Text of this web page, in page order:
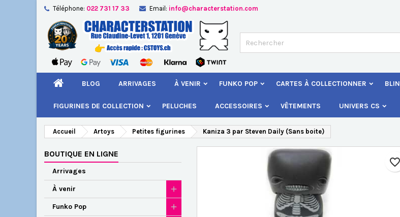
Téléphone: 022 731 17 33 Email: info@characterstation.com
BLOG ARRIVAGES À VENIR FUNKO POP CARTES À COLLECTIONNER
FIGURINES DE COLLECTION PELUCHES ACCESSOIRES VÊTEMENTS UNIVERS CS
Accueil Artoys Petites figurines Kaniza 3 par Steven Daily (Sans boite)
BOUTIQUE EN LIGNE
Arrivages
À venir
Funko Pop
favorite_border
Ajouter à ma liste d'envies
Créer une nouvelle liste
Créer une liste d'envies
Nom de la liste d'envies
Connexion
Vous devez être connecté pour ajouter des produits à
Annuler